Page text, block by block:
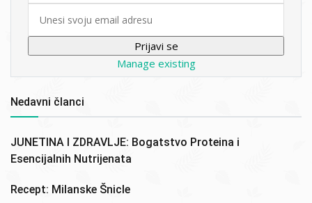
Manage existing
Nedavni članci
JUNETINA I ZDRAVLJE: Bogatstvo Proteina i
Esencijalnih Nutrijenata
Recept: Milanske Šnicle